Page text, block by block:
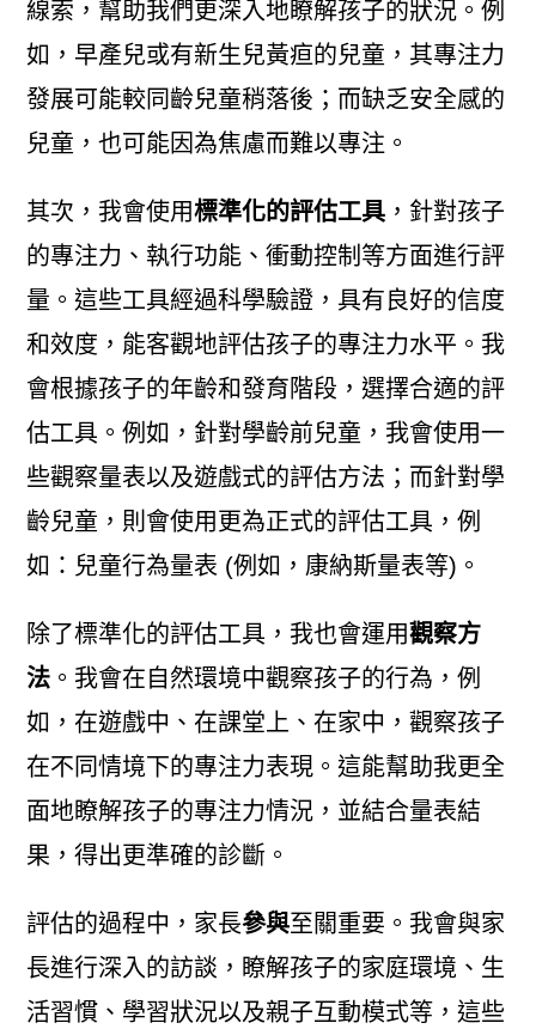
線索，幫助我們更深入地瞭解孩子的狀況。例
如，早產兒或有新生兒黃疸的兒童，其專注力
發展可能較同齡兒童稍落後；而缺乏安全感的
兒童，也可能因為焦慮而難以專注。
其次，我會使用標準化的評估工具，針對孩子
的專注力、執行功能、衝動控制等方面進行評
量。這些工具經過科學驗證，具有良好的信度
和效度，能客觀地評估孩子的專注力水平。我
會根據孩子的年齡和發育階段，選擇合適的評
估工具。例如，針對學齡前兒童，我會使用一
些觀察量表以及遊戲式的評估方法；而針對學
齡兒童，則會使用更為正式的評估工具，例
如：兒童行為量表 (例如，康納斯量表等)。
除了標準化的評估工具，我也會運用觀察方
法。我會在自然環境中觀察孩子的行為，例
如，在遊戲中、在課堂上、在家中，觀察孩子
在不同情境下的專注力表現。這能幫助我更全
面地瞭解孩子的專注力情況，並結合量表結
果，得出更準確的診斷。
評估的過程中，家長參與至關重要。我會與家
長進行深入的訪談，瞭解孩子的家庭環境、生
活習慣、學習狀況以及親子互動模式等，這些